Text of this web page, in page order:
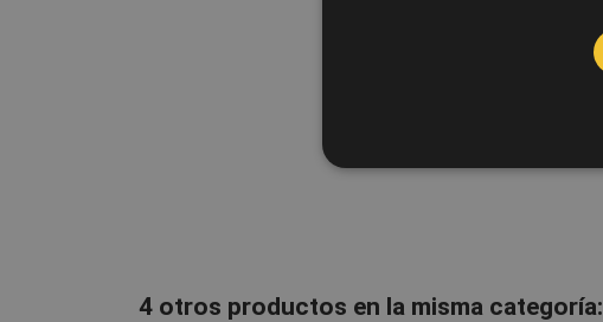
4 otros productos en la misma categoría: